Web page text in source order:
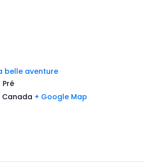
belle aventure
Pré
Canada + Google Map